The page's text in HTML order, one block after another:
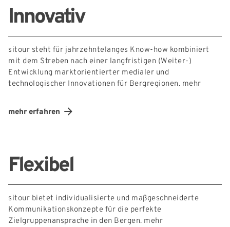
Innovativ
sitour steht für jahrzehntelanges Know-how kombiniert
mit dem Streben nach einer langfristigen (Weiter-)
Entwicklung marktorientierter medialer und
technologischer Innovationen für Bergregionen. mehr
mehr erfahren
Flexibel
sitour bietet individualisierte und maßgeschneiderte
Kommunikationskonzepte für die perfekte
Zielgruppenansprache in den Bergen. mehr